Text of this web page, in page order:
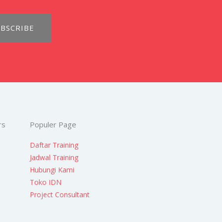
Populer Page
Daftar Training
Jadwal Training
Hubungi Kami
Toko IDN
Project Consultant